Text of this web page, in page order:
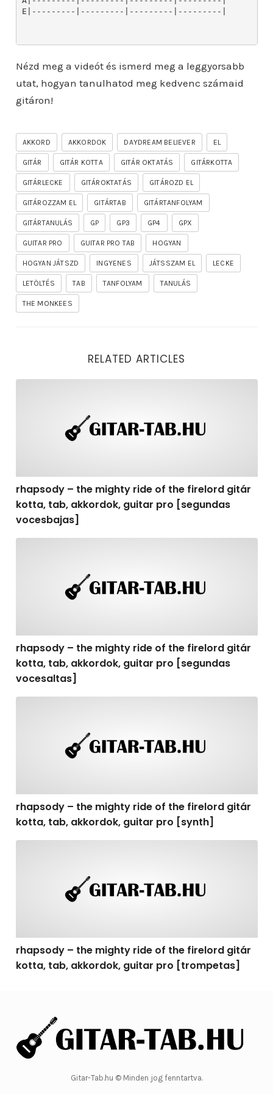
E|---------|---------|---------|---------|
Nézd meg a videót és ismerd meg a leggyorsabb
utat, hogyan tanulhatod meg kedvenc számaid
gitáron!
AKKORD AKKORDOK DAYDREAM BELIEVER EL
GITÁR GITÁR KOTTA GITÁR OKTATÁS GITÁRKOTTA
GITÁRLECKE GITÁROKTATÁS GITÁROZD EL
GITÁROZZAM EL GITÁRTAB GITÁRTANFOLYAM
GITÁRTANULÁS GP GP3 GP4 GPX
GUITAR PRO GUITAR PRO TAB HOGYAN
HOGYAN JÁTSZD INGYENES JÁTSSZAM EL LECKE
LETÖLTÉS TAB TANFOLYAM TANULÁS
THE MONKEES
RELATED ARTICLES
rhapsody – the mighty ride of the firelord gitár
kotta, tab, akkordok, guitar pro [segundas
vocesbajas]
rhapsody – the mighty ride of the firelord gitár
kotta, tab, akkordok, guitar pro [segundas
vocesaltas]
rhapsody – the mighty ride of the firelord gitár
kotta, tab, akkordok, guitar pro [synth]
rhapsody – the mighty ride of the firelord gitár
kotta, tab, akkordok, guitar pro [trompetas]
Gitar-Tab.hu © Minden jog fenntartva.